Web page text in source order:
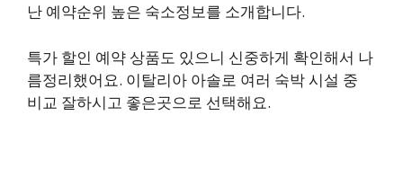
난 예약순위 높은 숙소정보를 소개합니다.
특가 할인 예약 상품도 있으니 신중하게 확인해서 나
름정리했어요. 이탈리아 아솔로 여러 숙박 시설 중
비교 잘하시고 좋은곳으로 선택해요.